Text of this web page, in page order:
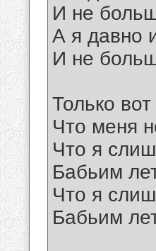
И не
А я давно
И не
Только
Что меня
Что я
Бабьим
Что я
Бабьим